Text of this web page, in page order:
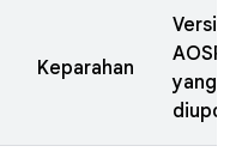
Keparahan
Versi
AOSP
yang